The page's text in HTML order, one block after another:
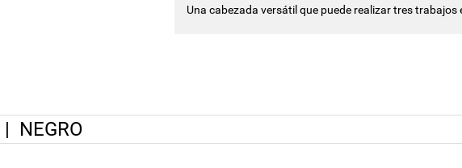
Una cabezada versátil que puede realizar tres trabajos
| NEGRO